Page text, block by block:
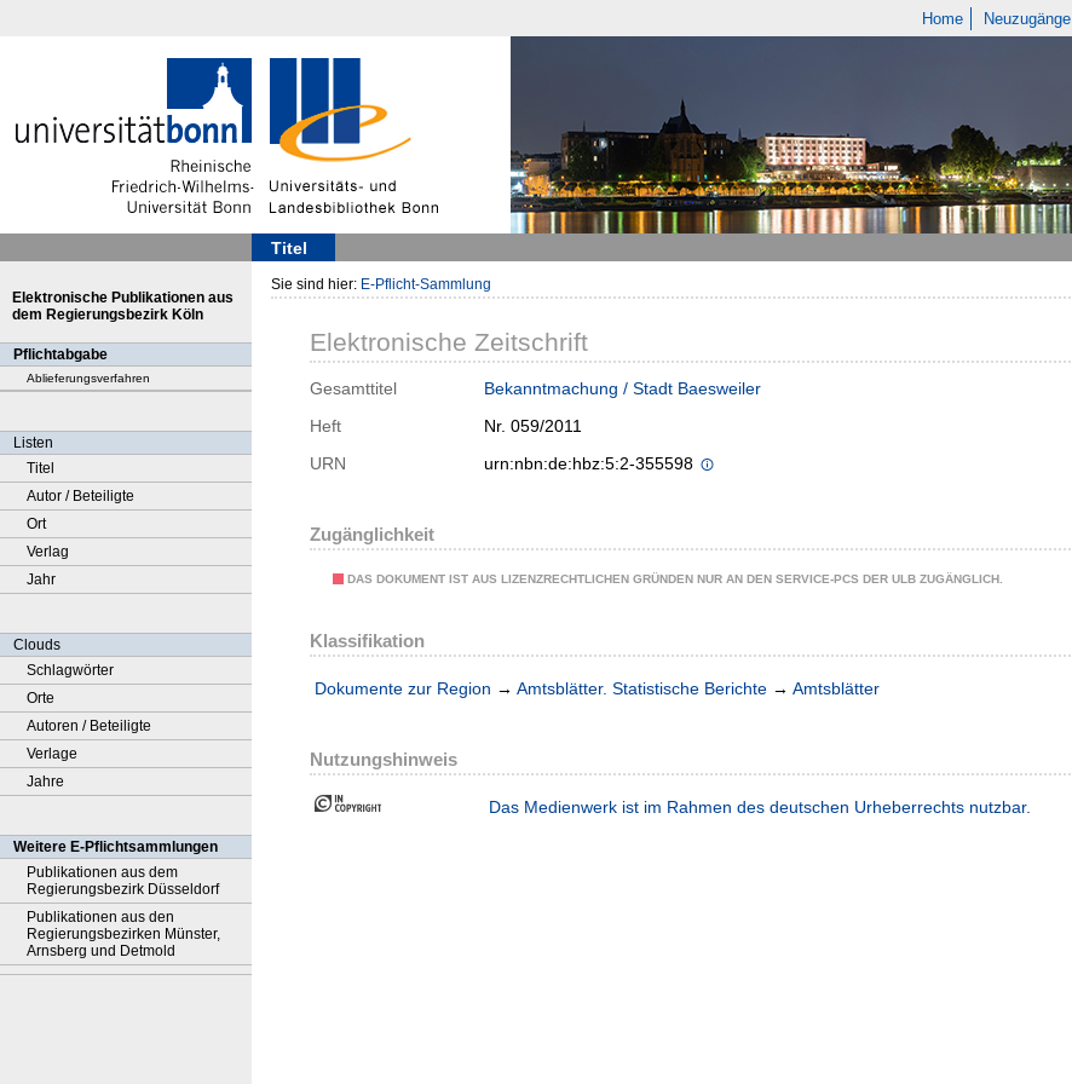
Home Neuzugänge
Titel
Elektronische Publikationen aus
dem Regierungsbezirk Köln
Pflichtabgabe
Ablieferungsverfahren
Listen
Titel
Autor / Beteiligte
Ort
Verlag
Jahr
Clouds
Schlagwörter
Orte
Autoren / Beteiligte
Verlage
Jahre
Weitere E-Pflichtsammlungen
Publikationen aus dem
Regierungsbezirk Düsseldorf
Publikationen aus den
Regierungsbezirken Münster,
Arnsberg und Detmold
Sie sind hier: E-Pflicht-Sammlung
Elektronische Zeitschrift
Gesamttitel
Bekanntmachung / Stadt Baesweiler
Heft
Nr. 059/2011
URN
urn:nbn:de:hbz:5:2-355598
Zugänglichkeit
DAS DOKUMENT IST AUS LIZENZRECHTLICHEN GRÜNDEN NUR AN DEN SERVICE-PCS DER ULB ZUGÄNGLICH.
Klassifikation
Dokumente zur Region → Amtsblätter. Statistische Berichte → Amtsblätter
Nutzungshinweis
Das Medienwerk ist im Rahmen des deutschen Urheberrechts nutzbar.